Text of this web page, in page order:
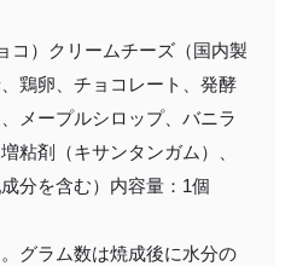
コ）クリームチーズ（国内製
鶏卵、チョコレート、発酵
メープルシロップ、バニラ
粘剤（キサンタンガム）、
分を含む）内容量：1個
グラム数は焼成後に水分の